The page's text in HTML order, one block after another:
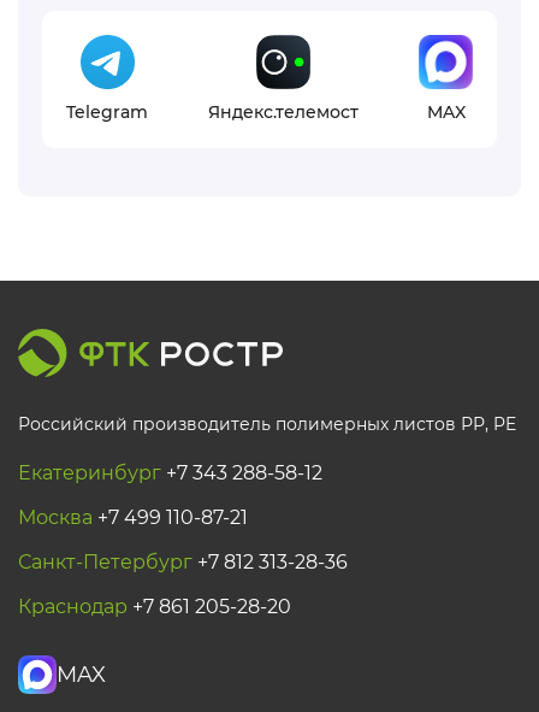
Telegram Яндекс.телемост MAX
Российский производитель полимерных листов РР, PE
Екатеринбург +7 343 288-58-12
Москва +7 499 110-87-21
Санкт-Петербург +7 812 313-28-36
Краснодар +7 861 205-28-20
MAX